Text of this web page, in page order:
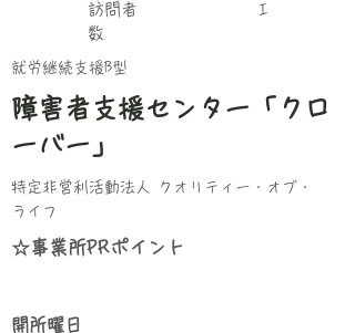
​訪問者
数
I
就労継続支援B型
障害者支援センター「クロ
ーバー」
特定非営利活動法人 クオリティー・オブ・
ライフ
☆事業所PRポイント
​開所曜日